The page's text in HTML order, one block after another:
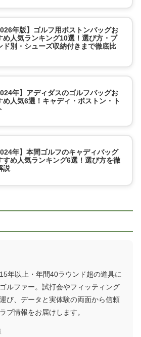
年版】ゴルフ用ボストンバッグお
め人気ランキング10選！選び方・ブ
ド別・シューズ収納付きまで徹底比
年】アディダスのゴルフバッグお
め人気6選！キャディ・ボストン・ト
年】本間ゴルフのキャディバッグ
すめ人気ランキング6選！選び方を徹
説
年以上・年間40ラウンド超の道具に
ルファー。試打会やフィッティング
び、データと実体験の両面から信頼
ブ情報をお届けします。